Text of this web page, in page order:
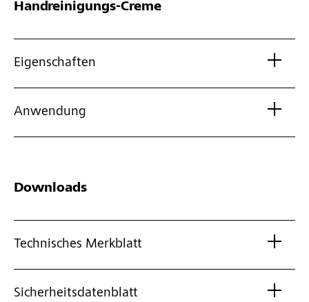
Handreinigungs-Creme
Eigenschaften
Anwendung
Downloads
Technisches Merkblatt
Sicherheitsdatenblatt